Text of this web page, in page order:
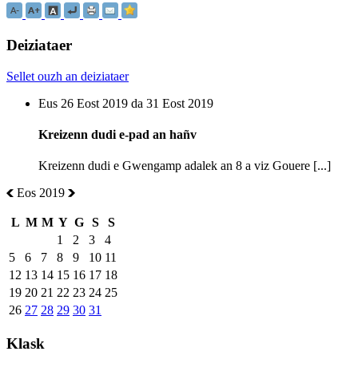
Deiziataer
Sellet ouzh an deiziataer
Eus 26 Eost 2019 da 31 Eost 2019
Kreizenn dudi e-pad an hañv
Kreizenn dudi e Gwengamp adalek an 8 a viz Gouere [...]
Eos 2019
L M M Y G S
S
1
2 3
4
5
6 7 8 9 10 11
12 13 14 15 16 17 18
19 20 21 22 23 24 25
26 27 28 29 30 31
Klask